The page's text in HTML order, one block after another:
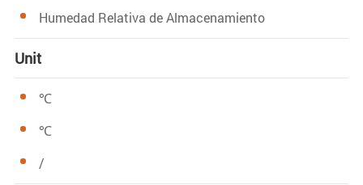
Humedad Relativa de Almacenamiento
Unit
℃
℃
/